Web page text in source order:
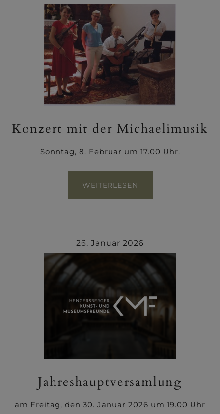
Konzert mit der Michaelimusik
Sonntag, 8. Februar um 17.00 Uhr.
WEITERLESEN
26. Januar 2026
Jahreshauptversamlung
am Freitag, den 30. Januar 2026 um 19.00 Uhr